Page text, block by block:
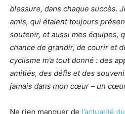
blessure, dans chaque succès.
amis, qui étaient toujours
soutenir, et aussi mes équipes,
chance de grandir, de courir et
cyclisme m’a tout donné : des
amitiés, des défis et des
jamais dans mon cœur – un
Ne rien manquer de l’actualité